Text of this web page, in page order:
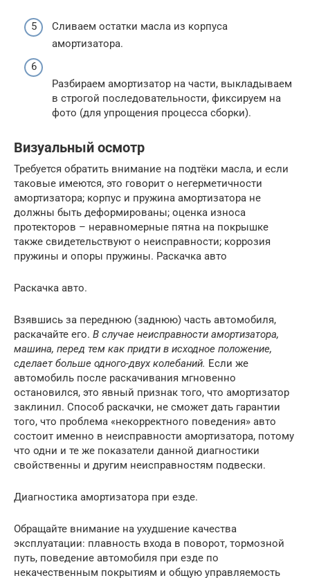
Сливаем остатки масла из корпуса
амортизатора.
Разбираем амортизатор на части, выкладываем
в строгой последовательности, фиксируем на
фото (для упрощения процесса сборки).
Визуальный осмотр
Требуется обратить внимание на подтёки масла, и если
таковые имеются, это говорит о негерметичности
амортизатора; корпус и пружина амортизатора не
должны быть деформированы; оценка износа
протекторов – неравномерные пятна на покрышке
также свидетельствуют о неисправности; коррозия
пружины и опоры пружины. Раскачка авто
Раскачка авто.
Взявшись за переднюю (заднюю) часть автомобиля,
раскачайте его. В случае неисправности амортизатора,
машина, перед тем как придти в исходное положение,
сделает больше одного-двух колебаний. Если же
автомобиль после раскачивания мгновенно
остановился, это явный признак того, что амортизатор
заклинил. Способ раскачки, не сможет дать гарантии
того, что проблема «некорректного поведения» авто
состоит именно в неисправности амортизатора, потому
что одни и те же показатели данной диагностики
свойственны и другим неисправностям подвески.
Диагностика амортизатора при езде.
Обращайте внимание на ухудшение качества
эксплуатации: плавность входа в поворот, тормозной
путь, поведение автомобиля при езде по
некачественным покрытиям и общую управляемость